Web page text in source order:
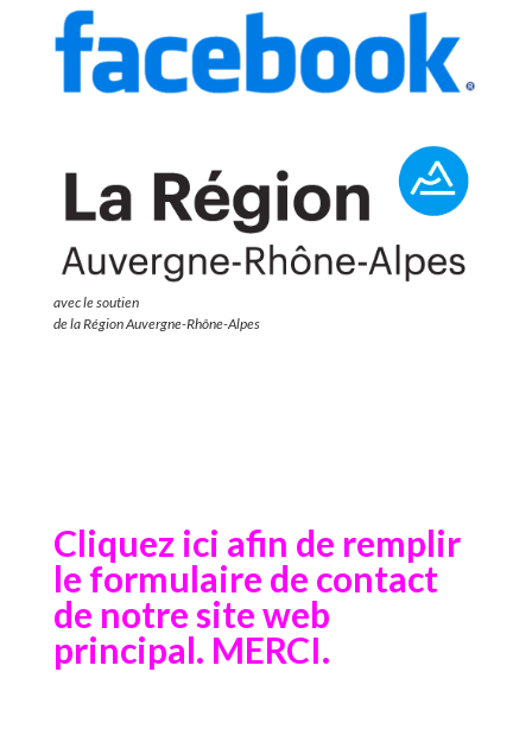
avec le soutien
de la Région Auvergne-Rhône-Alpes
Cliquez ici afin de remplir
le formulaire de contact
de notre site web
principal. MERCI.